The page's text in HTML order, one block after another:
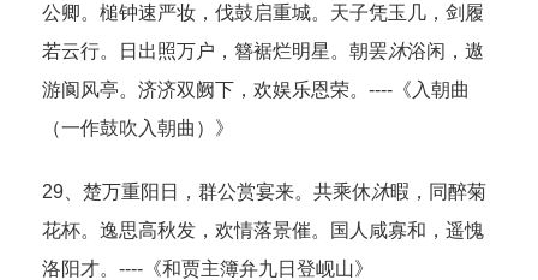
公卿。槌钟速严妆，伐鼓启重城。天子凭玉几，剑履
若云行。日出照万户，簪裾烂明星。朝罢沐浴闲，遨
游阆风亭。济济双阙下，欢娱乐恩荣。----《入朝曲
（一作鼓吹入朝曲）》
29、楚万重阳日，群公赏宴来。共乘休沐暇，同醉菊
花杯。逸思高秋发，欢情落景催。国人咸寡和，遥愧
洛阳才。----《和贾主簿弁九日登岘山》